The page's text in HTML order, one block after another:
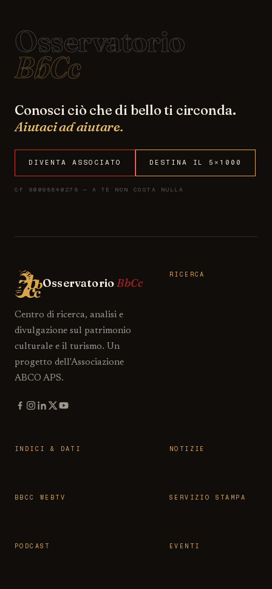
Osservatorio
BbCc
Conosci ciò che di bello ti circonda.
Aiutaci ad aiutare.
DIVENTA ASSOCIATO DESTINA IL 5×1000
CF 90098840276 — A TE NON COSTA NULLA
OsservatorioBbCc
Centro di ricerca, analisi e
divulgazione sul patrimonio
culturale e il turismo. Un
progetto dell'Associazione
ABCO APS.
RICERCA
INDICI & DATI NOTIZIE
BBCC WEBTV SERVIZIO STAMPA
PODCAST EVENTI